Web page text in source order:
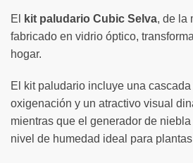
El kit paludario Cubic Selva, de la
fabricado en vidrio óptico,
hogar.
El kit paludario incluye una
oxigenación y un atractivo visual
mientras que el generador de
nivel de humedad ideal para